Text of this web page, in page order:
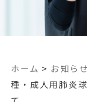
ホーム > お知らせ
種・成人用肺炎